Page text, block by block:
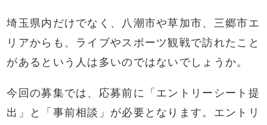
埼玉県内だけでなく、八潮市や草加市、三郷市エ
リアからも、ライブやスポーツ観戦で訪れたこと
があるという人は多いのではないでしょうか。
今回の募集では、応募前に「エントリーシート提
出」と「事前相談」が必要となります。エントリ